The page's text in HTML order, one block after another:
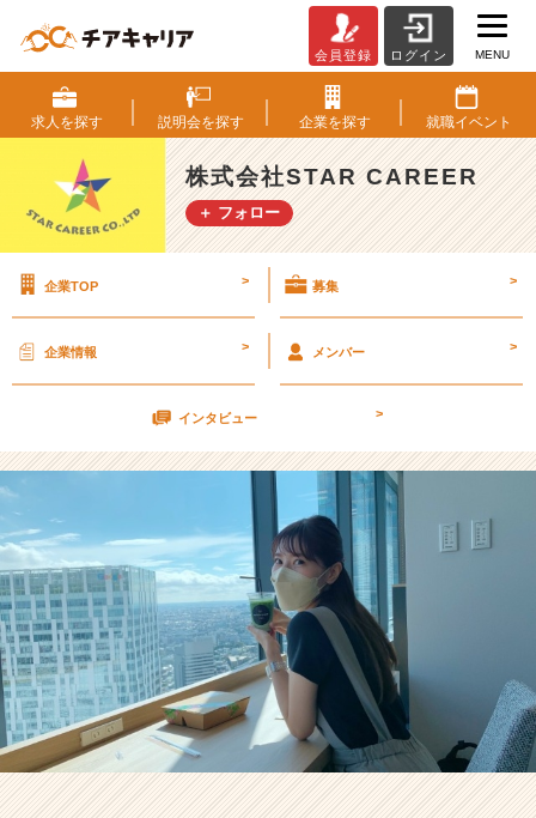
職
活
動
が
不
安
か
っ
て
い
じ
ゃ
い？？
【株
式
会
社
S
T
会員登録 ログイン MENU
求人を探す 説明会を探す 企業を探す 就職イベント
株式会社STAR CAREER
＋ フォロー
企業TOP > 募集 >
企業情報 > メンバー >
インタビュー >